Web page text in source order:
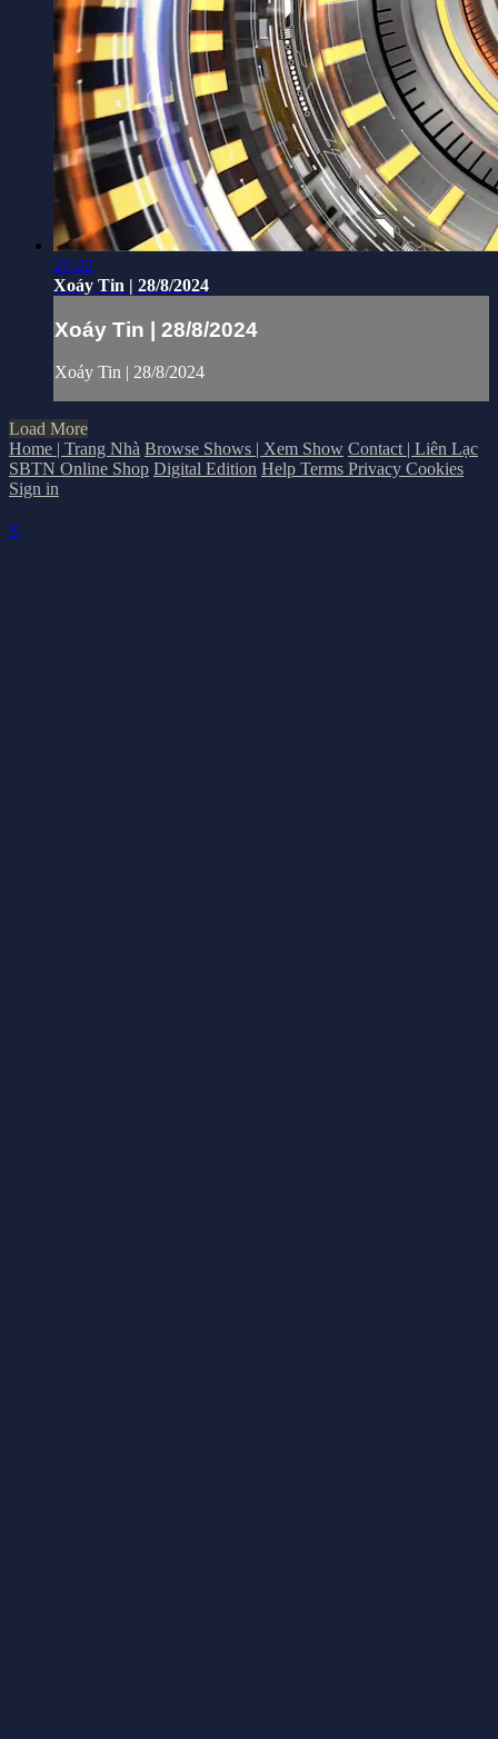
25:22
Xoáy Tin | 28/8/2024
Xoáy Tin | 28/8/2024
Xoáy Tin | 28/8/2024
Load More
Home | Trang Nhà Browse Shows | Xem Show Contact | Liên Lạc
SBTN Online Shop Digital Edition Help Terms Privacy Cookies
Sign in
×